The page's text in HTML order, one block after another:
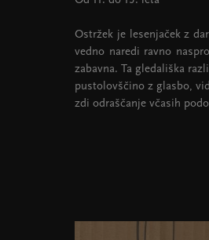
Ostržek je lesenjaček z
vedno naredi ravno
zabavna. Ta gledališka
pustolovščino z glasbo,
zdi odraščanje včasih